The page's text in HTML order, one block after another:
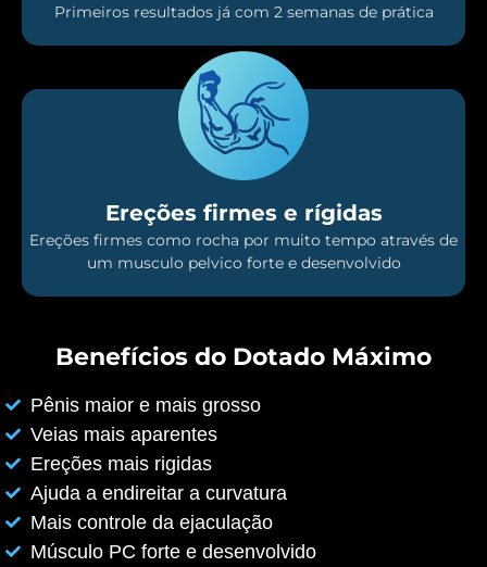
Primeiros resultados já com 2 semanas de prática
Ereções firmes e rígidas
Ereções firmes como rocha por muito tempo através de
um musculo pelvico forte e desenvolvido
Benefícios do Dotado Máximo
Pênis maior e mais grosso
Veias mais aparentes
Ereções mais rigidas
Ajuda a endireitar a curvatura
Mais controle da ejaculação
Músculo PC forte e desenvolvido